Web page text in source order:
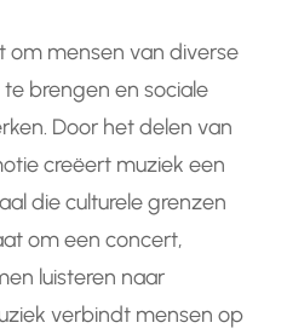
om mensen van diverse
brengen en sociale
Door het delen van
creëert muziek een
die culturele grenzen
om een concert,
luisteren naar
verbindt mensen op